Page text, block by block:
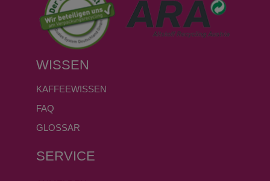
WISSEN
KAFFEEWISSEN
FAQ
GLOSSAR
SERVICE